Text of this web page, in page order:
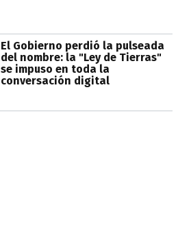
El Gobierno perdió la pulseada
del nombre: la "Ley de Tierras"
se impuso en toda la
conversación digital